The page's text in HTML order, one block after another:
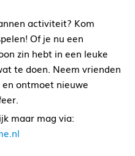
activiteit? Kom
Of je nu een
zin hebt in een leuke
te doen. Neem vrienden
ontmoet nieuwe
maar mag via: